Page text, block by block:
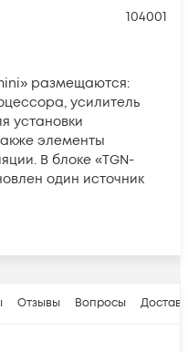
104001
размещаются:
усилитель
установки
элементы
В блоке «TGN-
один источник
Отзывы Вопросы